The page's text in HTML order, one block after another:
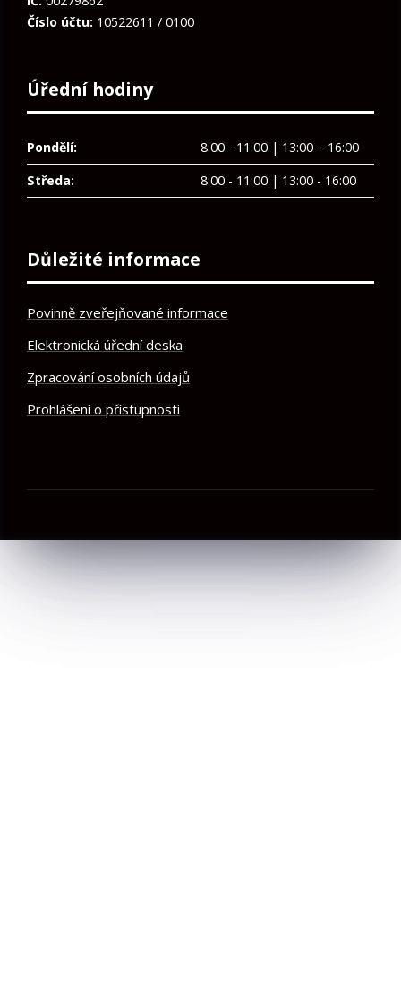
Číslo účtu: 10522611 / 0100
Úřední hodiny
Pondělí:
8:00 - 11:00 | 13:00 – 16:00
Středa:
8:00 - 11:00 | 13:00 - 16:00
Důležité informace
Povinně zveřejňované informace
Elektronická úřední deska
Zpracování osobních údajů
Prohlášení o přístupnosti